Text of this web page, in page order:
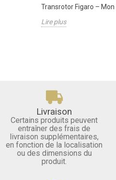
Transrotor Figaro – Mon
Lire plus
Livraison
Certains produits peuvent
entraîner des frais de
livraison supplémentaires,
en fonction de la localisation
ou des dimensions du
produit.